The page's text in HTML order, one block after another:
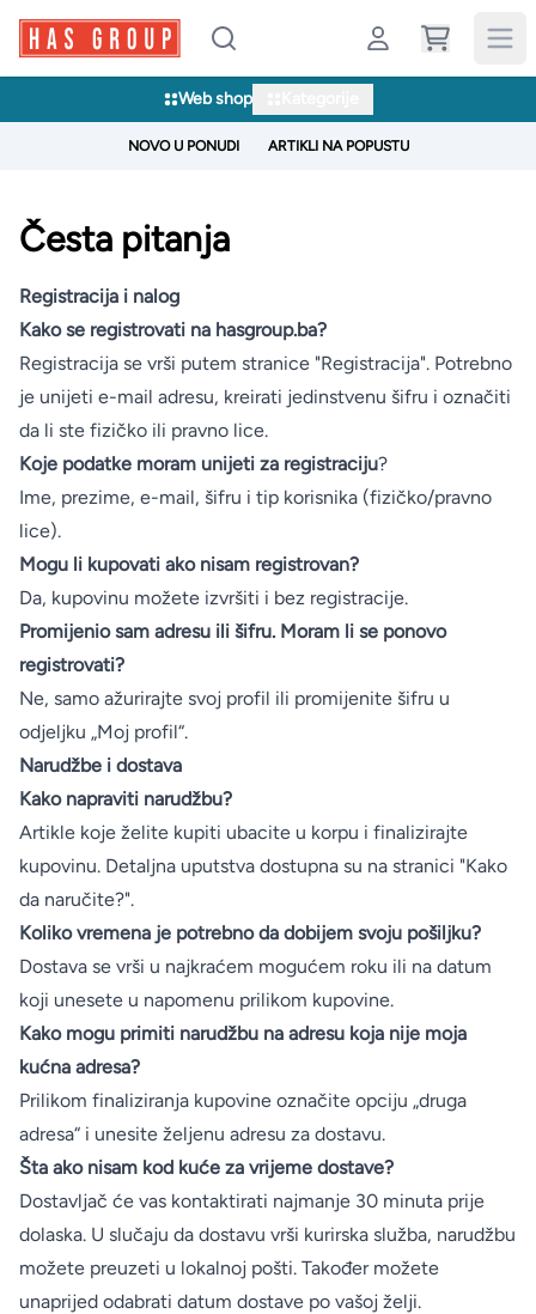
Web shop
NOVO U PONUDI ARTIKLI NA POPUSTU
Česta pitanja
Registracija i nalog
Kako se registrovati na hasgroup.ba?
Registracija se vrši putem stranice "Registracija". Potrebno
je unijeti e-mail adresu, kreirati jedinstvenu šifru i označiti
da li ste fizičko ili pravno lice.
Koje podatke moram unijeti za registraciju?
Ime, prezime, e-mail, šifru i tip korisnika (fizičko/pravno
lice).
Mogu li kupovati ako nisam registrovan?
Da, kupovinu možete izvršiti i bez registracije.
Promijenio sam adresu ili šifru. Moram li se ponovo
registrovati?
Ne, samo ažurirajte svoj profil ili promijenite šifru u
odjeljku „Moj profil“.
Narudžbe i dostava
Kako napraviti narudžbu?
Artikle koje želite kupiti ubacite u korpu i finalizirajte
kupovinu. Detaljna uputstva dostupna su na stranici "Kako
da naručite?".
Koliko vremena je potrebno da dobijem svoju pošiljku?
Dostava se vrši u najkraćem mogućem roku ili na datum
koji unesete u napomenu prilikom kupovine.
Kako mogu primiti narudžbu na adresu koja nije moja
kućna adresa?
Prilikom finaliziranja kupovine označite opciju „druga
adresa“ i unesite željenu adresu za dostavu.
Šta ako nisam kod kuće za vrijeme dostave?
Dostavljač će vas kontaktirati najmanje 30 minuta prije
dolaska. U slučaju da dostavu vrši kurirska služba, narudžbu
možete preuzeti u lokalnoj pošti. Također možete
unaprijed odabrati datum dostave po vašoj želji.